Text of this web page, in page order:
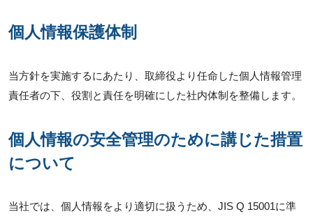
個人情報保護体制
当方針を実施するにあたり、取締役より任命した個人情報管理
責任者の下、役割と責任を明確にした社内体制を整備します。
個人情報の安全管理のために講じた措置
について
当社では、個人情報をより適切に扱うため、JIS Q 15001に準